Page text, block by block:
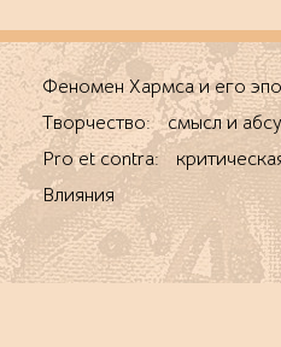
Феномен Хармса и
Творчество: смысл и
Pro et contra:
Влияния